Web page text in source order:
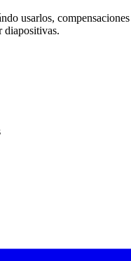
usarlos,
diapositivas.